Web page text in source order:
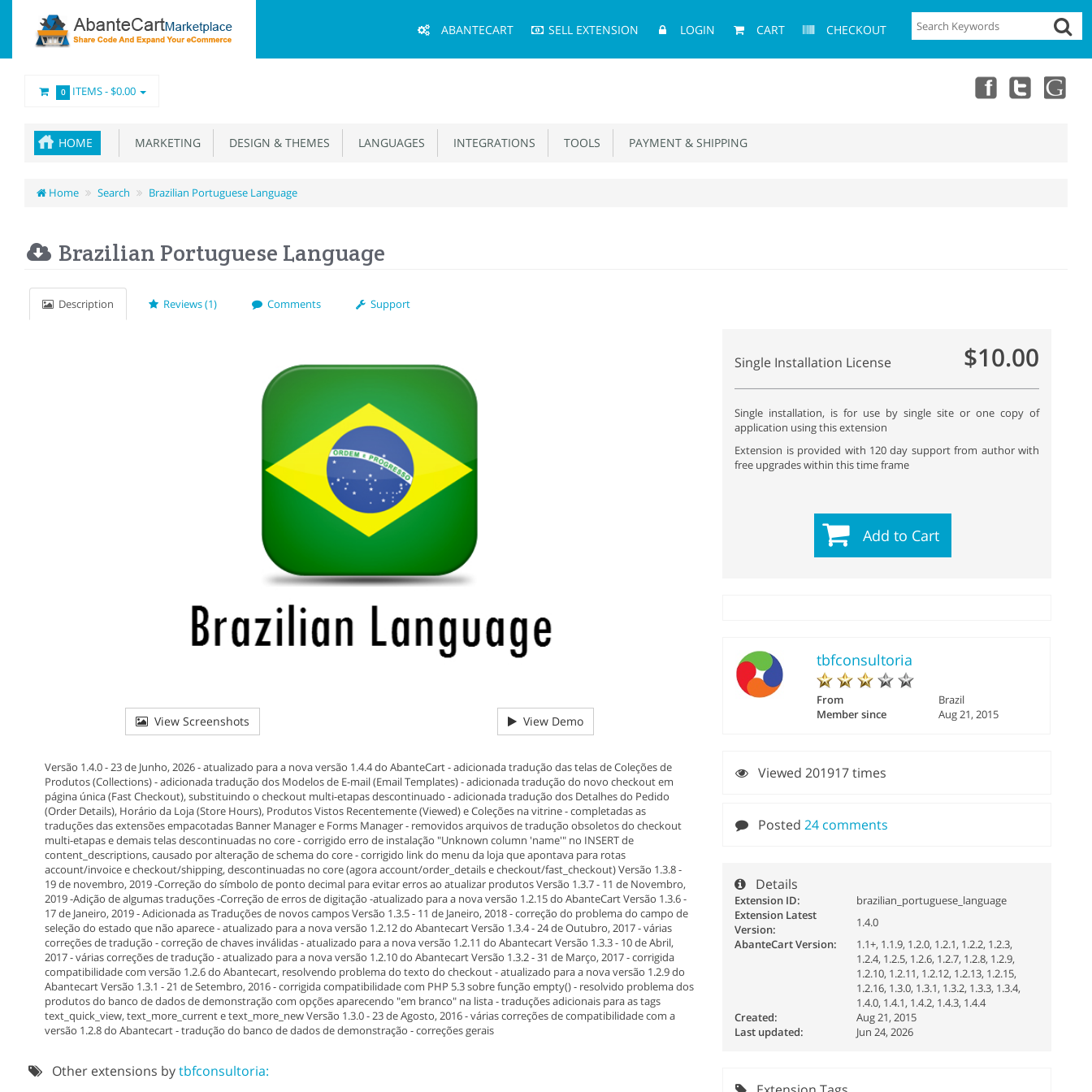
Menu
ABANTECART SELL EXTENSION LOGIN CART CHECKOUT
0 ITEMS -$0.00
HOME MARKETING DESIGN & THEMES LANGUAGES INTEGRATIONS TOOLS PAYMENT & SHIPPING
Home Search Brazilian Portuguese Language
Brazilian Portuguese Language
Description Reviews (1) Comments Support
View Screenshots View Demo
Versão 1.4.0 - 23 de Junho, 2026 - atualizado para a nova versão 1.4.4 do AbanteCart - adicionada tradução das telas de Coleções de
Produtos (Collections) - adicionada tradução dos Modelos de E-mail (Email Templates) - adicionada tradução do novo checkout em
página única (Fast Checkout), substituindo o checkout multi-etapas descontinuado - adicionada tradução dos Detalhes do Pedido
(Order Details), Horário da Loja (Store Hours), Produtos Vistos Recentemente (Viewed) e Coleções na vitrine - completadas as
traduções das extensões empacotadas Banner Manager e Forms Manager - removidos arquivos de tradução obsoletos do checkout
multi-etapas e demais telas descontinuadas no core - corrigido erro de instalação "Unknown column 'name'" no INSERT de
content_descriptions, causado por alteração de schema do core - corrigido link do menu da loja que apontava para rotas
account/invoice e checkout/shipping, descontinuadas no core (agora account/order_details e checkout/fast_checkout) Versão 1.3.8 -
19 de novembro, 2019 -Correção do símbolo de ponto decimal para evitar erros ao atualizar produtos Versão 1.3.7 - 11 de Novembro,
2019 -Adição de algumas traduções -Correção de erros de digitação -atualizado para a nova versão 1.2.15 do AbanteCart Versão 1.3.6 -
17 de Janeiro, 2019 - Adicionada as Traduções de novos campos Versão 1.3.5 - 11 de Janeiro, 2018 - correção do problema do campo de
seleção do estado que não aparece - atualizado para a nova versão 1.2.12 do Abantecart Versão 1.3.4 - 24 de Outubro, 2017 - várias
correções de tradução - correção de chaves inválidas - atualizado para a nova versão 1.2.11 do Abantecart Versão 1.3.3 - 10 de Abril,
2017 - várias correções de tradução - atualizado para a nova versão 1.2.10 do Abantecart Versão 1.3.2 - 31 de Março, 2017 - corrigida
compatibilidade com versão 1.2.6 do Abantecart, resolvendo problema do texto do checkout - atualizado para a nova versão 1.2.9 do
Abantecart Versão 1.3.1 - 21 de Setembro, 2016 - corrigida compatibilidade com PHP 5.3 sobre função empty() - resolvido problema dos
produtos do banco de dados de demonstração com opções aparecendo "em branco" na lista - traduções adicionais para as tags
text_quick_view, text_more_current e text_more_new Versão 1.3.0 - 23 de Agosto, 2016 - várias correções de compatibilidade com a
versão 1.2.8 do Abantecart - tradução do banco de dados de demonstração - correções gerais
Other extensions bytbfconsultoria:
Single Installation License $10.00
Single installation, is for use by single site or one copy of
application using this extension
Extension is provided with 120 day support from author with
free upgrades within this time frame
Add to Cart
tbfconsultoria
From
Brazil
Member since
Aug 21, 2015
Viewed 201917 times
Posted24 comments
Details
Extension ID:
brazilian_portuguese_language
Extension Latest
Version:
1.4.0
AbanteCart Version:
1.1+, 1.1.9, 1.2.0, 1.2.1, 1.2.2, 1.2.3,
1.2.4, 1.2.5, 1.2.6, 1.2.7, 1.2.8, 1.2.9,
1.2.10, 1.2.11, 1.2.12, 1.2.13, 1.2.15,
1.2.16, 1.3.0, 1.3.1, 1.3.2, 1.3.3, 1.3.4,
1.4.0, 1.4.1, 1.4.2, 1.4.3, 1.4.4
Created:
Aug 21, 2015
Last updated:
Jun 24, 2026